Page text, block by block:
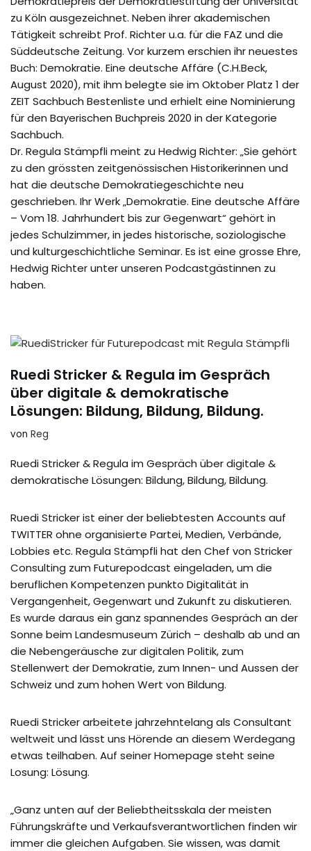
zu Köln ausgezeichnet. Neben ihrer akademischen
Tätigkeit schreibt Prof. Richter u.a. für die FAZ und die
Süddeutsche Zeitung. Vor kurzem erschien ihr neuestes
Buch: Demokratie. Eine deutsche Affäre (C.H.Beck,
August 2020), mit ihm belegte sie im Oktober Platz 1 der
ZEIT Sachbuch Bestenliste und erhielt eine Nominierung
für den Bayerischen Buchpreis 2020 in der Kategorie
Sachbuch.
Dr. Regula Stämpfli meint zu Hedwig Richter: „Sie gehört
zu den grössten zeitgenössischen Historikerinnen und
hat die deutsche Demokratiegeschichte neu
geschrieben. Ihr Werk „Demokratie. Eine deutsche Affäre
– Vom 18. Jahrhundert bis zur Gegenwart“ gehört in
jedes Schulzimmer, in jedes historische, soziologische
und kulturgeschichtliche Seminar. Es ist eine grosse Ehre,
Hedwig Richter unter unseren Podcastgästinnen zu
haben.
Ruedi Stricker & Regula im Gespräch
über digitale & demokratische
Lösungen: Bildung, Bildung, Bildung.
von Reg
Ruedi Stricker & Regula im Gespräch über digitale &
demokratische Lösungen: Bildung, Bildung, Bildung.
Ruedi Stricker ist einer der beliebtesten Accounts auf
TWITTER ohne organisierte Partei, Medien, Verbände,
Lobbies etc. Regula Stämpfli hat den Chef von Stricker
Consulting zum Futurepodcast eingeladen, um die
beruflichen Kompetenzen punkto Digitalität in
Vergangenheit, Gegenwart und Zukunft zu diskutieren.
Es wurde daraus ein ganz spannendes Gespräch an der
Sonne beim Landesmuseum Zürich – deshalb ab und an
die Nebengeräusche zur digitalen Politik, zum
Stellenwert der Demokratie, zum Innen- und Aussen der
Schweiz und zum hohen Wert von Bildung.
Ruedi Stricker arbeitete jahrzehntelang als Consultant
weltweit und lässt uns Hörende an diesem Werdegang
etwas teilhaben. Auf seiner Homepage steht seine
Losung: Lösung.
„Ganz unten auf der Beliebtheitsskala der meisten
Führungskräfte und Verkaufsverantwortlichen finden wir
immer die gleichen Aufgaben. Sie wissen, was damit